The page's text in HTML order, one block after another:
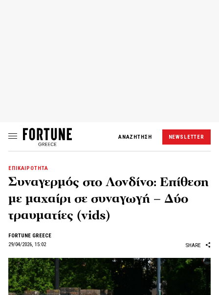
ΑΝΑΖΗΤΗΣΗ NEWSLETTER
ΕΠΙΚΑΙΡΟΤΗΤΑ
Συναγερμός στο Λονδίνο: Επίθεση
με μαχαίρι σε συναγωγή – Δύο
τραυματίες (vids)
FORTUNE GREECE
29/04/2026, 15:02
SHARE